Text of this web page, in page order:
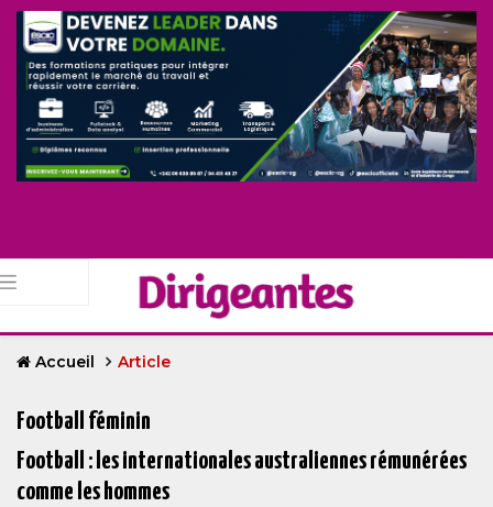
Accueil Article
Football féminin
Football : les internationales australiennes rémunérées
comme les hommes